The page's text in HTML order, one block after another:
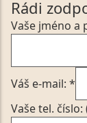
Rádi
Vaše jméno a
Váš e-mail: *
Vaše tel.